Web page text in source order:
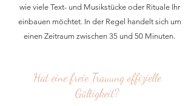
wie viele Text- und Musikstücke oder Rituale Ihr
einbauen möchtet. In der Regel handelt sich um
einen Zeitraum zwischen 35 und 50 Minuten.
Hat eine freie Trauung offizielle
Gültigkeit?